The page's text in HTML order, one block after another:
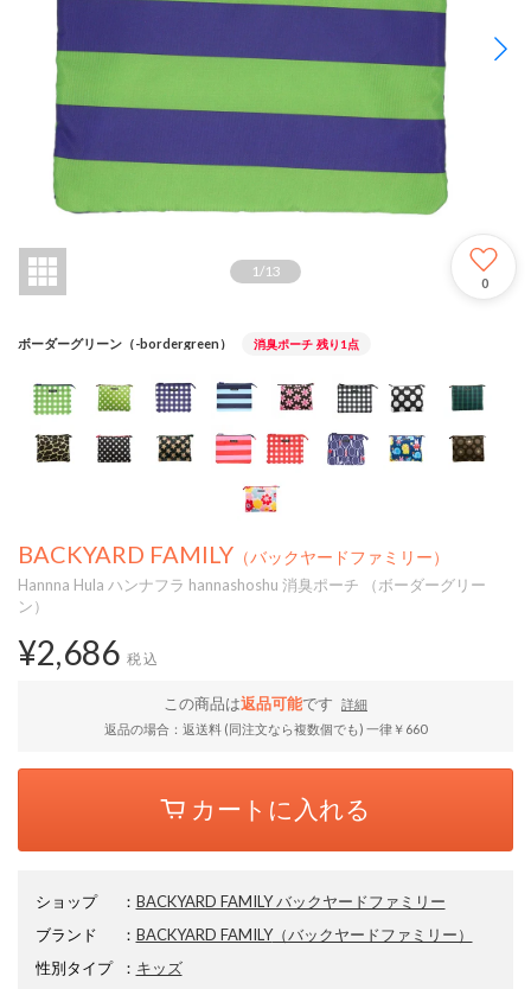
1 /13
0
ボーダーグリーン（-bordergreen） 消臭ポーチ 残り1点
BACKYARD FAMILY （バックヤードファミリー）
Hannna Hula ハンナフラ hannashoshu 消臭ポーチ （ボーダーグリー
ン）
¥2,686 税込
この商品は返品可能です
詳細
返品の場合：返送料 (同注文なら複数個でも) 一律￥660
カートに入れる
ショップ ： BACKYARD FAMILY バックヤードファミリー
ブランド
： BACKYARD FAMILY（バックヤードファミリー）
性別タイプ
： キッズ